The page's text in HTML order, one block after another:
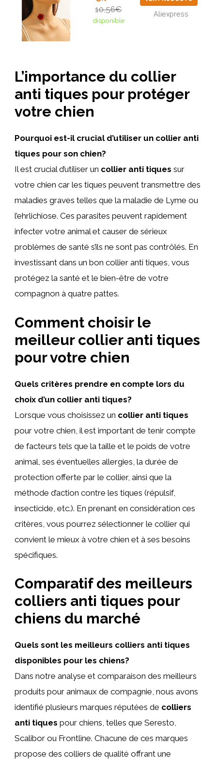
10,56€
disponible
Aliexpress
L’importance du collier
anti tiques pour protéger
votre chien
Pourquoi est-il crucial d’utiliser un collier anti
tiques pour son chien?
Il est crucial d’utiliser un collier anti tiques sur
votre chien car les tiques peuvent transmettre des
maladies graves telles que la maladie de Lyme ou
l’ehrlichiose. Ces parasites peuvent rapidement
infecter votre animal et causer de sérieux
problèmes de santé s’ils ne sont pas contrôlés. En
investissant dans un bon collier anti tiques, vous
protégez la santé et le bien-être de votre
compagnon à quatre pattes.
Comment choisir le
meilleur collier anti tiques
pour votre chien
Quels critères prendre en compte lors du
choix d’un collier anti tiques?
Lorsque vous choisissez un collier anti tiques
pour votre chien, il est important de tenir compte
de facteurs tels que la taille et le poids de votre
animal, ses éventuelles allergies, la durée de
protection offerte par le collier, ainsi que la
méthode d’action contre les tiques (répulsif,
insecticide, etc.). En prenant en considération ces
critères, vous pourrez sélectionner le collier qui
convient le mieux à votre chien et à ses besoins
spécifiques.
Comparatif des meilleurs
colliers anti tiques pour
chiens du marché
Quels sont les meilleurs colliers anti tiques
disponibles pour les chiens?
Dans notre analyse et comparaison des meilleurs
produits pour animaux de compagnie, nous avons
identifié plusieurs marques réputées de colliers
anti tiques pour chiens, telles que Seresto,
Scalibor ou Frontline. Chacune de ces marques
propose des colliers de qualité offrant une